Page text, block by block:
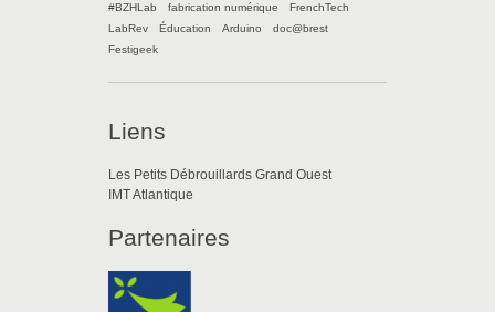
#BZHLab
fabrication numérique
FrenchTech
LabRev
Éducation Arduino
doc@brest
Festigeek
Liens
Les Petits Débrouillards Grand Ouest
IMT Atlantique
Partenaires